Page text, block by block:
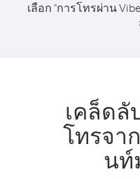
เลือก "การโทรผ่าน
เคล็ดลั
โทรจา
นท์